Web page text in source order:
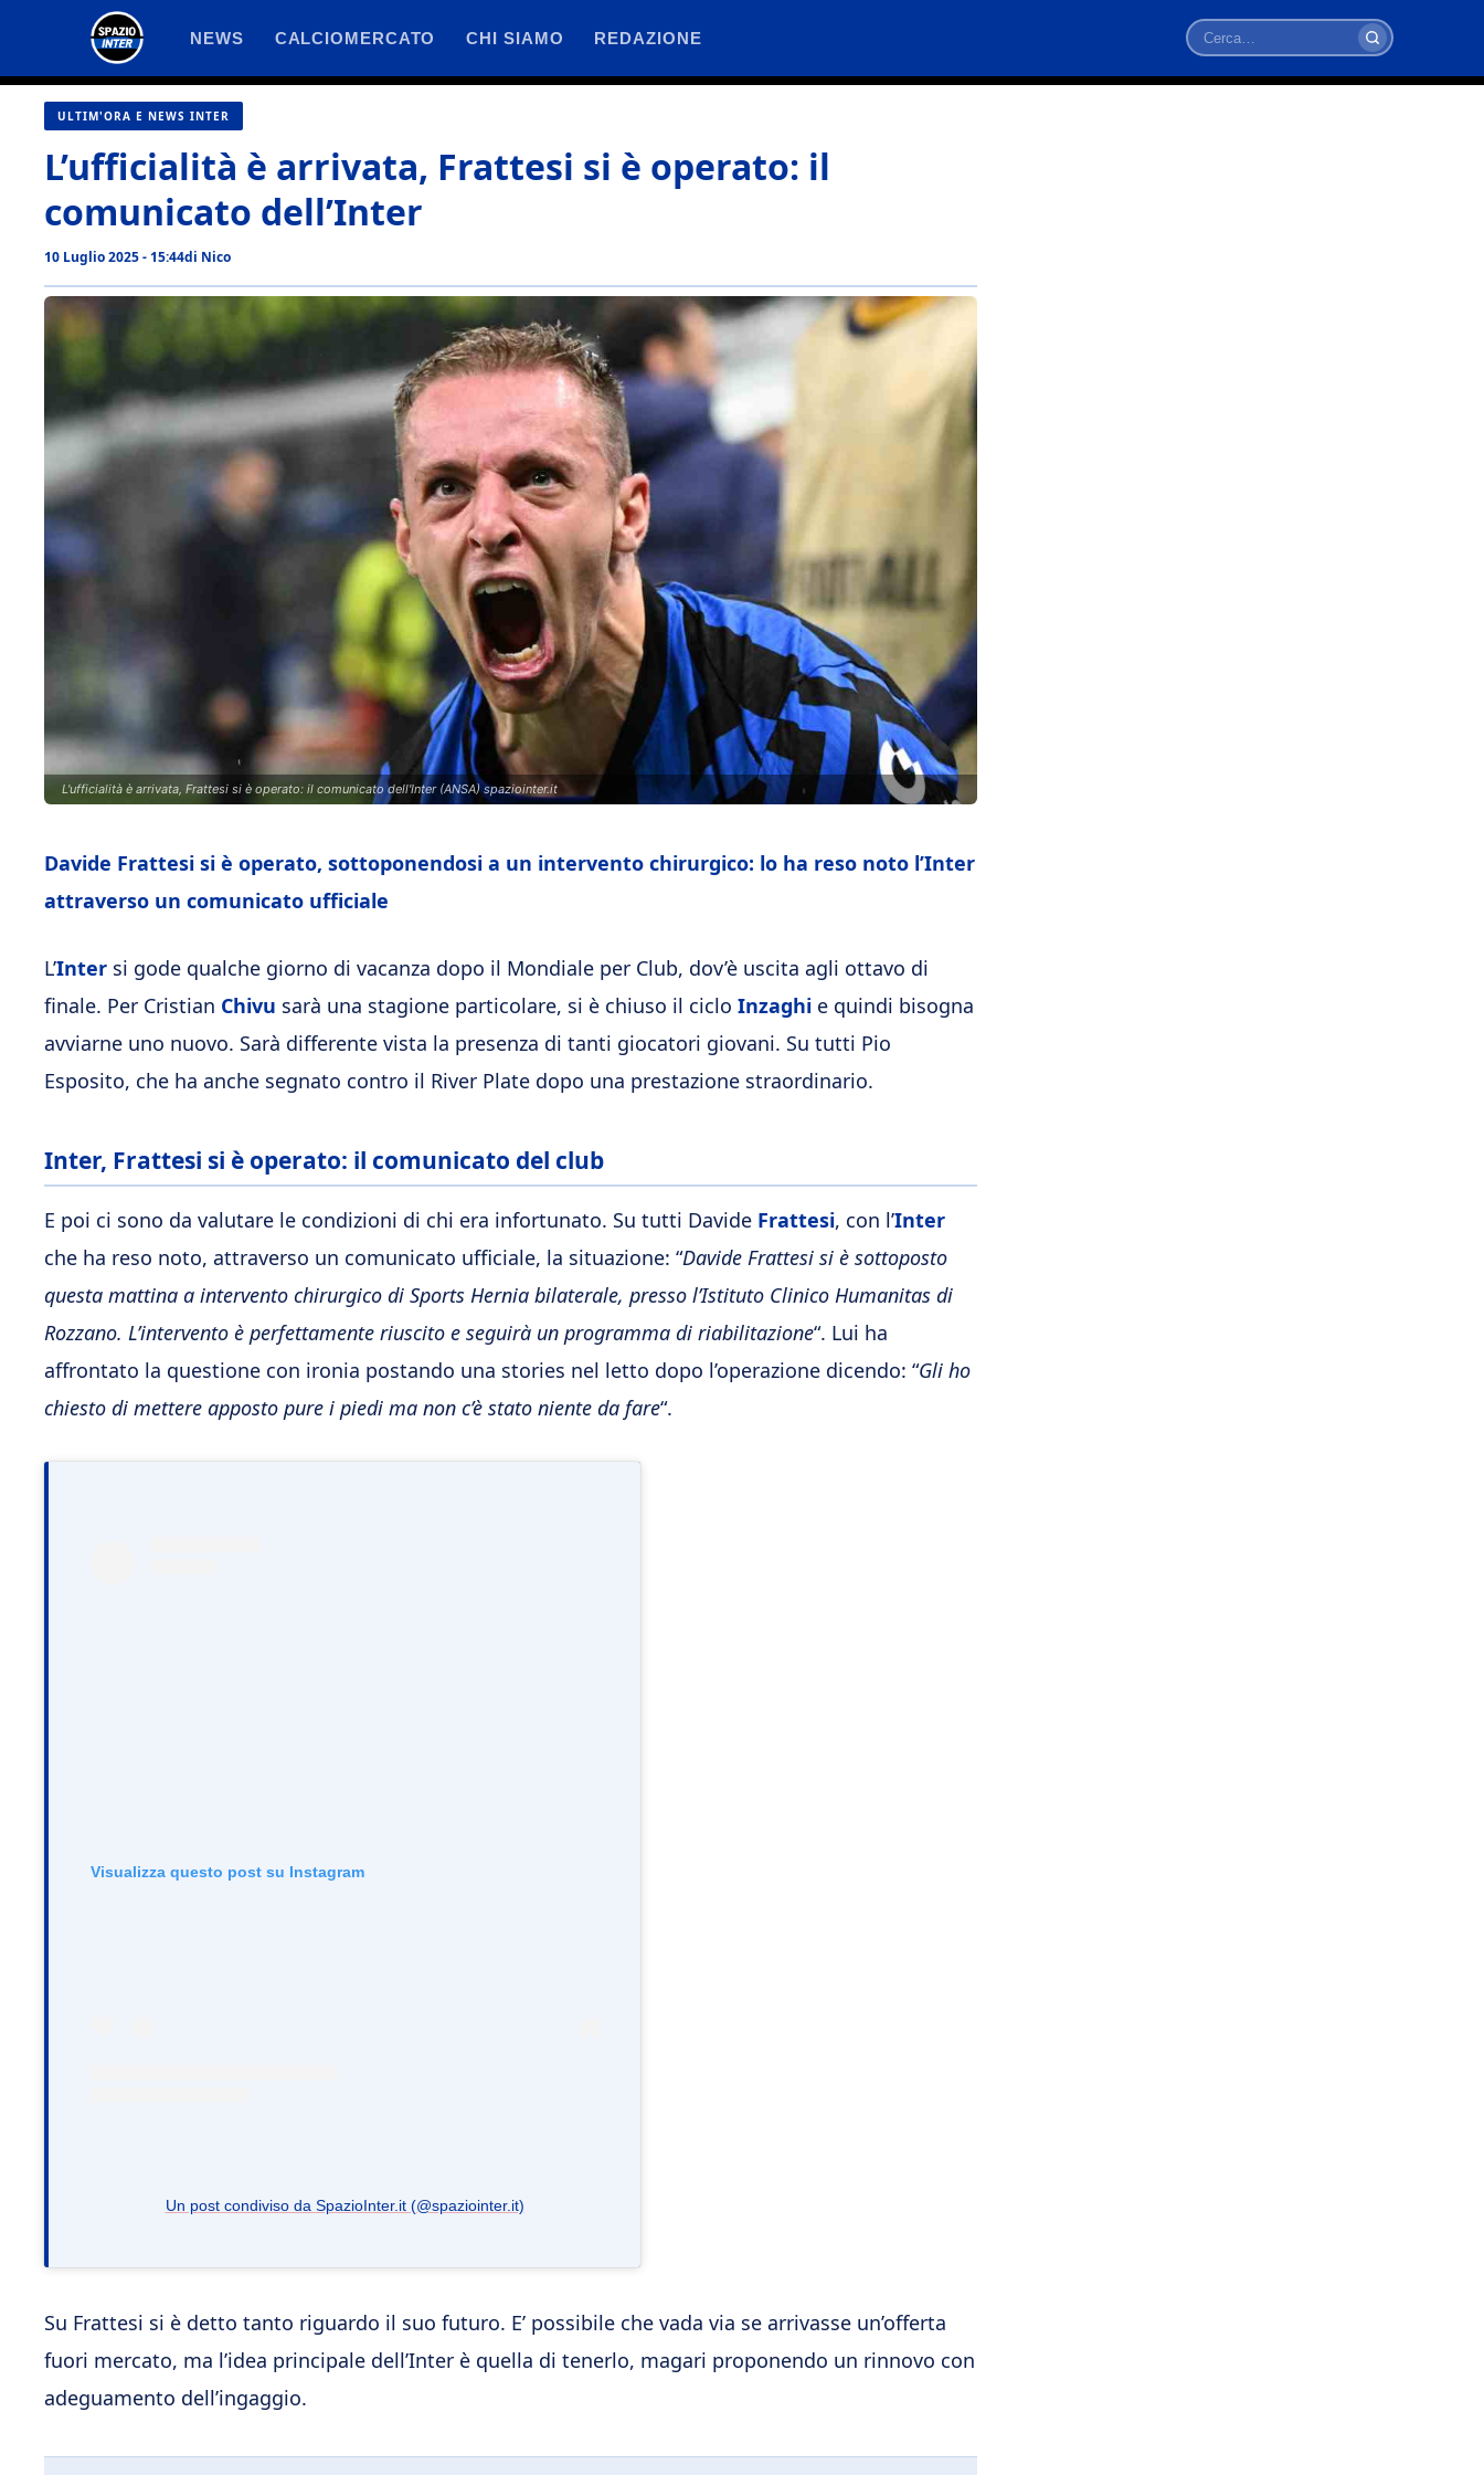
contenuto
NEWS CALCIOMERCATO CHI SIAMO REDAZIONE
Cerca
ULTIM'ORA E NEWS INTER
L’ufficialità è arrivata, Frattesi si è operato: il
comunicato dell’Inter
10 Luglio 2025 - 15:44di Nico
L'ufficialità è arrivata, Frattesi si è operato: il comunicato dell'Inter (ANSA) spaziointer.it
Davide Frattesi si è operato, sottoponendosi a un intervento chirurgico: lo ha reso noto l’Inter
attraverso un comunicato ufficiale
L’Inter si gode qualche giorno di vacanza dopo il Mondiale per Club, dov’è uscita agli ottavo di
finale. Per Cristian Chivu sarà una stagione particolare, si è chiuso il ciclo Inzaghi e quindi bisogna
avviarne uno nuovo. Sarà differente vista la presenza di tanti giocatori giovani. Su tutti Pio
Esposito, che ha anche segnato contro il River Plate dopo una prestazione straordinario.
Inter, Frattesi si è operato: il comunicato del club
E poi ci sono da valutare le condizioni di chi era infortunato. Su tutti Davide Frattesi, con l’Inter
che ha reso noto, attraverso un comunicato ufficiale, la situazione: “Davide Frattesi si è sottoposto
questa mattina a intervento chirurgico di Sports Hernia bilaterale, presso l’Istituto Clinico Humanitas di
Rozzano. L’intervento è perfettamente riuscito e seguirà un programma di riabilitazione“. Lui ha
affrontato la questione con ironia postando una stories nel letto dopo l’operazione dicendo: “Gli ho
chiesto di mettere apposto pure i piedi ma non c’è stato niente da fare“.
Visualizza questo post su Instagram
Un post condiviso da SpazioInter.it (@spaziointer.it)
Su Frattesi si è detto tanto riguardo il suo futuro. E’ possibile che vada via se arrivasse un’offerta
fuori mercato, ma l’idea principale dell’Inter è quella di tenerlo, magari proponendo un rinnovo con
adeguamento dell’ingaggio.